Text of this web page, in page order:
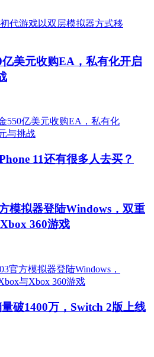
美元收购EA，私有化开启
11还有很多人去买？
模拟器登陆Windows，双重
360游戏
破1400万，Switch 2版上线